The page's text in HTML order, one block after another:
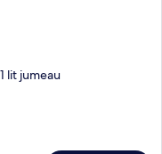
lit jumeau